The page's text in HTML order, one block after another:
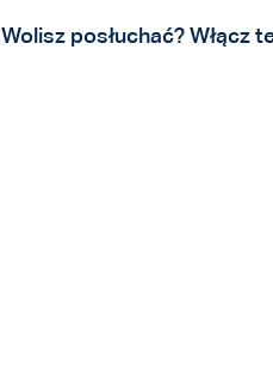
Wolisz posłuchać? Włącz